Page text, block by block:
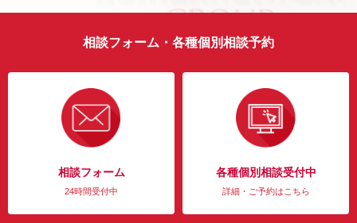
相談フォーム・各種個別相談予約
相談フォーム
24時間受付中
各種個別相談受付中
詳細・ご予約はこちら